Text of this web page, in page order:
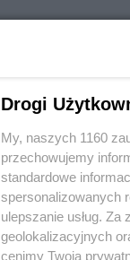
Drogi
My, naszych 1160
przechowujemy
standardowe
spersonalizowanych
ulepszanie usług.
geolokalizacyjnych
cenimy Twoją